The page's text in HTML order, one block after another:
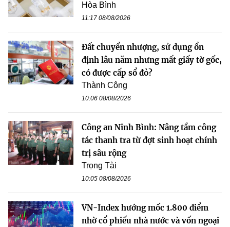
Hòa Bình
11:17 08/08/2026
Đất chuyển nhượng, sử dụng ổn
định lâu năm nhưng mất giấy tờ gốc,
có được cấp sổ đỏ?
Thành Công
10:06 08/08/2026
Công an Ninh Bình: Nâng tầm công
tác thanh tra từ đợt sinh hoạt chính
trị sâu rộng
Trọng Tài
10:05 08/08/2026
VN-Index hướng mốc 1.800 điểm
nhờ cổ phiếu nhà nước và vốn ngoại